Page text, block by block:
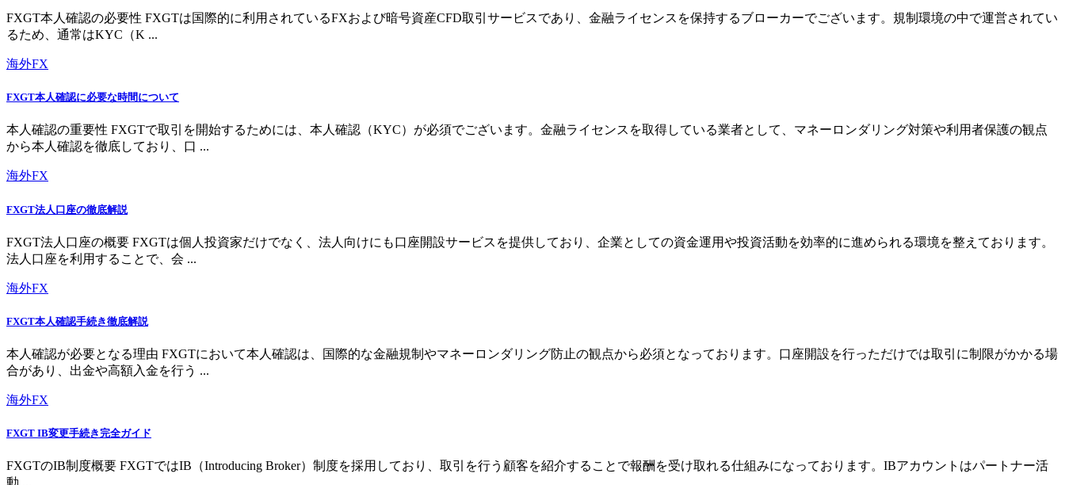
FXGT本人確認の必要性 FXGTは国際的に利用されているFXおよび暗号資産CFD取引サービスであり、金融ライセンスを保持するブローカーでございます。規制環境の中で運営されてい
るため、通常はKYC（K ...
海外FX
FXGT本人確認に必要な時間について
本人確認の重要性 FXGTで取引を開始するためには、本人確認（KYC）が必須でございます。金融ライセンスを取得している業者として、マネーロンダリング対策や利用者保護の観点
から本人確認を徹底しており、口 ...
海外FX
FXGT法人口座の徹底解説
FXGT法人口座の概要 FXGTは個人投資家だけでなく、法人向けにも口座開設サービスを提供しており、企業としての資金運用や投資活動を効率的に進められる環境を整えております。
法人口座を利用することで、会 ...
海外FX
FXGT本人確認手続き徹底解説
本人確認が必要となる理由 FXGTにおいて本人確認は、国際的な金融規制やマネーロンダリング防止の観点から必須となっております。口座開設を行っただけでは取引に制限がかかる場
合があり、出金や高額入金を行う ...
海外FX
FXGT IB変更手続き完全ガイド
FXGTのIB制度概要 FXGTではIB（Introducing Broker）制度を採用しており、取引を行う顧客を紹介することで報酬を受け取れる仕組みになっております。IBアカウントはパートナー活